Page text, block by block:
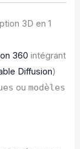
3D en 1
360 intégrant
Diffusion)
oumodèles